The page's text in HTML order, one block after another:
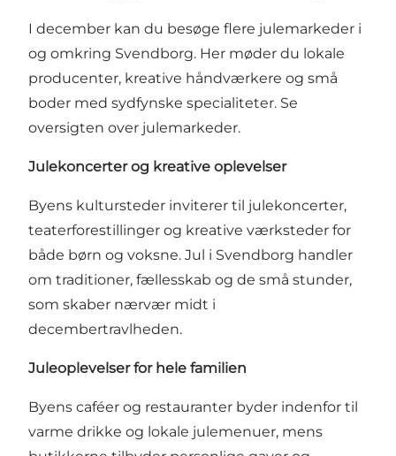
I december kan du besøge flere julemarkeder i
og omkring Svendborg. Her møder du lokale
producenter, kreative håndværkere og små
boder med sydfynske specialiteter. Se
oversigten over julemarkeder.
Julekoncerter og kreative oplevelser
Byens kultursteder inviterer til julekoncerter,
teaterforestillinger og kreative værksteder for
både børn og voksne. Jul i Svendborg handler
om traditioner, fællesskab og de små stunder,
som skaber nærvær midt i
decembertravlheden.
Juleoplevelser for hele familien
Byens caféer og restauranter byder indenfor til
varme drikke og lokale julemenuer, mens